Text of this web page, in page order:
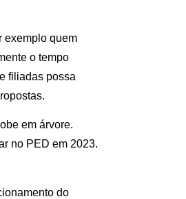
exemplo quem
o tempo
filiadas possa
em árvore.
no PED em 2023.
do